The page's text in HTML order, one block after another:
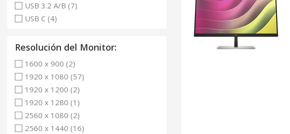
USB 3.2 A/B (7)
USB C (4)
Resolución del Monitor:
1600 x 900 (2)
1920 x 1080 (57)
1920 x 1200 (2)
1920 x 1280 (1)
2560 x 1080 (2)
2560 x 1440 (16)